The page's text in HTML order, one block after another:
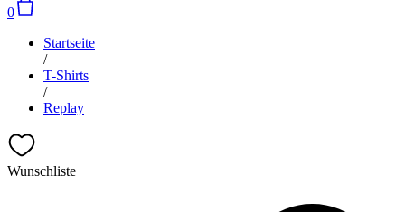
0
Startseite
/
T-Shirts
/
Replay
Wunschliste